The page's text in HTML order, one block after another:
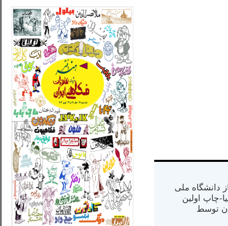
از دانشگاه ملی
در کالیفرنیا-چاپ اولین
در سال ۱۳۸۴ در ایران توسط